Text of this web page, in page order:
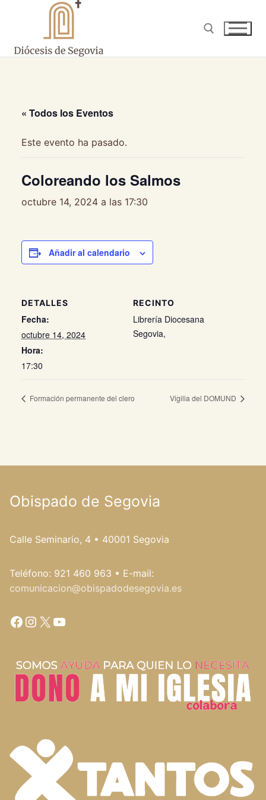
contenido
« Todos los Eventos
Este evento ha pasado.
Coloreando los Salmos
octubre 14, 2024 a las 17:30
Añadir al calendario
DETALLES
Fecha:
octubre 14, 2024
Hora:
17:30
RECINTO
Librería Diocesana
Segovia,
Formación permanente del clero Vigilia del DOMUND
Obispado de Segovia
Calle Seminario, 4 • 40001 Segovia
Teléfono: 921 460 963 • E-mail:
comunicacion@obispadodesegovia.es
Facebook
Instagram
X YouTube